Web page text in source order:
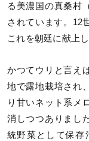
る美濃国の真桑村
されています。12
これを朝廷に献上
かつてウリと言え
地で露地栽培され
り甘いネット系メ
消しつつありまし
統野菜として保存